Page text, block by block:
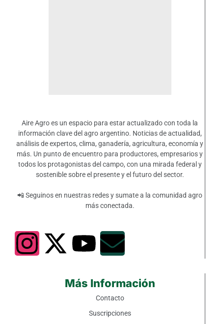
Aire Agro es un espacio para estar actualizado con toda la
información clave del agro argentino. Noticias de actualidad,
análisis de expertos, clima, ganadería, agricultura, economía y
más. Un punto de encuentro para productores, empresarios y
todos los protagonistas del campo, con una mirada federal y
sostenible sobre el presente y el futuro del sector.
📲 Seguinos en nuestras redes y sumate a la comunidad agro
más conectada.
Más Información
Contacto
Suscripciones